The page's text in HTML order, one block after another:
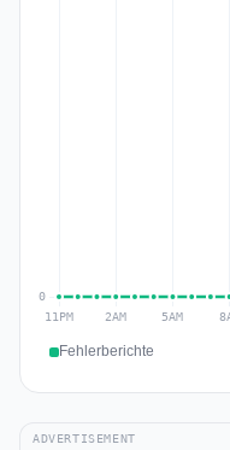
Fehlerberichte
ADVERTISEMENT